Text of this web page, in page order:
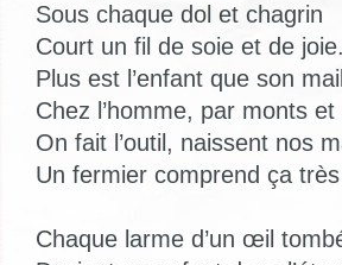
Sous chaque dol et chagrin
Court un fil de soie et de joie.
Plus est l’enfant que son
Chez l’homme, par monts
On fait l’outil, naissent nos
Un fermier comprend ça
Chaque larme d’un œil